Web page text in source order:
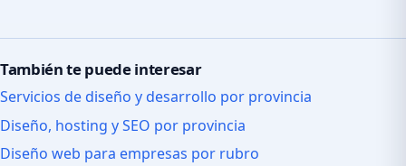
También te puede interesar
Servicios de diseño y desarrollo por provincia
Diseño, hosting y SEO por provincia
Diseño web para empresas por rubro